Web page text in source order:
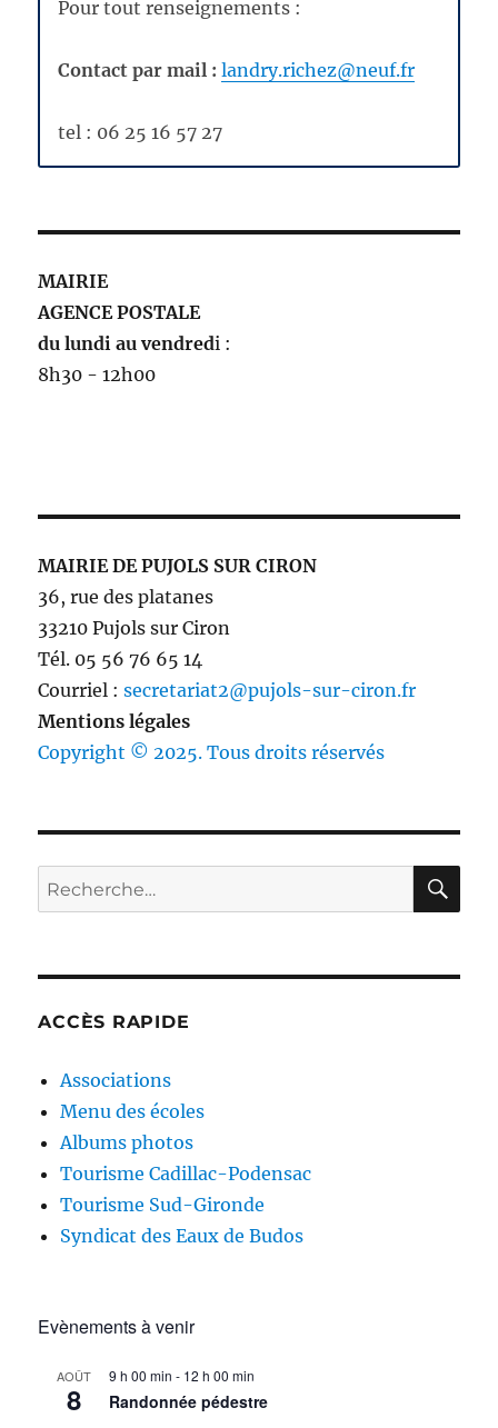
Pour tout renseignements :
Contact par mail : landry.richez@neuf.fr
tel : 06 25 16 57 27
MAIRIE
AGENCE POSTALE
du lundi au vendredi :
8h30 - 12h00
MAIRIE DE PUJOLS SUR CIRON
36, rue des platanes
33210 Pujols sur Ciron
Tél. 05 56 76 65 14
Courriel :secretariat2@pujols-sur-ciron.fr
Mentions légales
Copyright © 2025. Tous droits réservés
Recherche
pour :
ACCÈS RAPIDE
Associations
Menu des écoles
Albums photos
Tourisme Cadillac-Podensac
Tourisme Sud-Gironde
Syndicat des Eaux de Budos
Evènements à venir
AOÛT
8
9 h 00 min - 12 h 00 min
Randonnée pédestre